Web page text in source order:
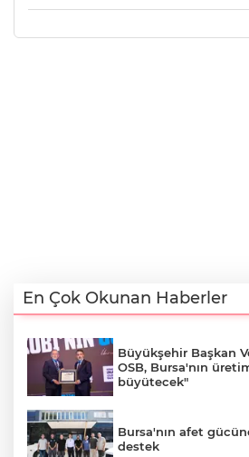
En Çok Okunan Haberler
Büyükşehir Başkan
OSB, Bursa'nın
büyütecek"
Bursa'nın afet
destek